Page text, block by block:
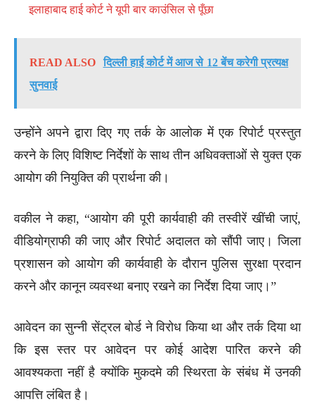
इलाहाबाद हाई कोर्ट ने यूपी बार काउंसिल से पूँछा
READ ALSO
दिल्ली हाई कोर्ट में आज से 12 बेंच करेगी प्रत्यक्ष
सुनवाई
उन्होंने अपने द्वारा दिए गए तर्क के आलोक में एक रिपोर्ट प्रस्तुत
करने के लिए विशिष्ट निर्देशों के साथ तीन अधिवक्ताओं से युक्त एक
आयोग की नियुक्ति की प्रार्थना की।
वकील ने कहा, “आयोग की पूरी कार्यवाही की तस्वीरें खींची जाएं,
वीडियोग्राफी की जाए और रिपोर्ट अदालत को सौंपी जाए। जिला
प्रशासन को आयोग की कार्यवाही के दौरान पुलिस सुरक्षा प्रदान
करने और कानून व्यवस्था बनाए रखने का निर्देश दिया जाए।”
आवेदन का सुन्नी सेंट्रल बोर्ड ने विरोध किया था और तर्क दिया था
कि इस स्तर पर आवेदन पर कोई आदेश पारित करने की
आवश्यकता नहीं है क्योंकि मुकदमे की स्थिरता के संबंध में उनकी
आपत्ति लंबित है।